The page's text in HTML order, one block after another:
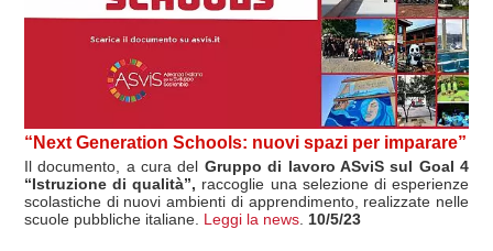
“Next Generation Schools: nuovi spazi per imparare”
Il documento, a cura del Gruppo di lavoro ASviS sul Goal 4
“Istruzione di qualità”, raccoglie una selezione di esperienze
scolastiche di nuovi ambienti di apprendimento, realizzate nelle
scuole pubbliche italiane. Leggi la news 10/5/23